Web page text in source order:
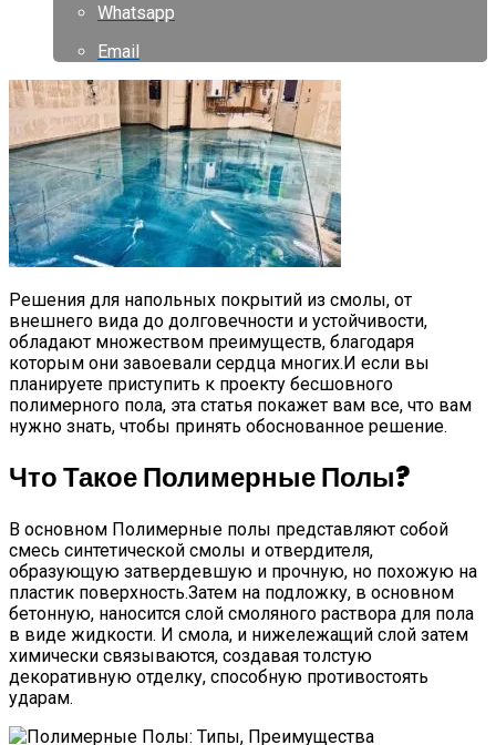
Whatsapp
Email
Решения для напольных покрытий из смолы, от
внешнего вида до долговечности и устойчивости,
обладают множеством преимуществ, благодаря
которым они завоевали сердца многих.И если вы
планируете приступить к проекту бесшовного
полимерного пола, эта статья покажет вам все, что вам
нужно знать, чтобы принять обоснованное решение.
Что Такое Полимерные Полы?
В основном Полимерные полы представляют собой
смесь синтетической смолы и отвердителя,
образующую затвердевшую и прочную, но похожую на
пластик поверхность.Затем на подложку, в основном
бетонную, наносится слой смоляного раствора для пола
в виде жидкости. И смола, и нижележащий слой затем
химически связываются, создавая толстую
декоративную отделку, способную противостоять
ударам.